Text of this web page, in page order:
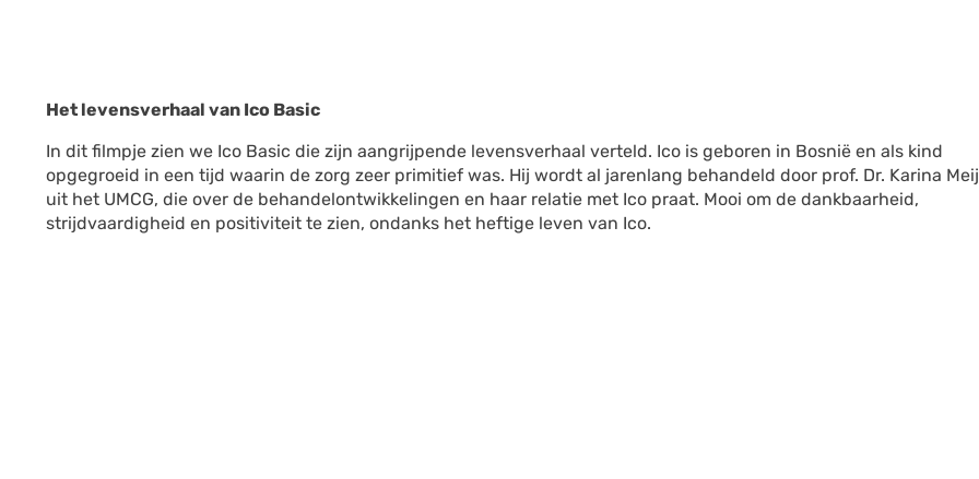
Het levensverhaal van Ico Basic
In dit filmpje zien we Ico Basic die zijn aangrijpende levensverhaal verteld. Ico is geboren in Bosnië en als kind
opgegroeid in een tijd waarin de zorg zeer primitief was. Hij wordt al jarenlang behandeld door prof. Dr. Karina
uit het UMCG, die over de behandelontwikkelingen en haar relatie met Ico praat. Mooi om de dankbaarheid,
strijdvaardigheid en positiviteit te zien, ondanks het heftige leven van Ico.